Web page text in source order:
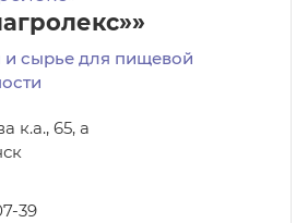
и сырье для пищевой
к.а., 65, а
39